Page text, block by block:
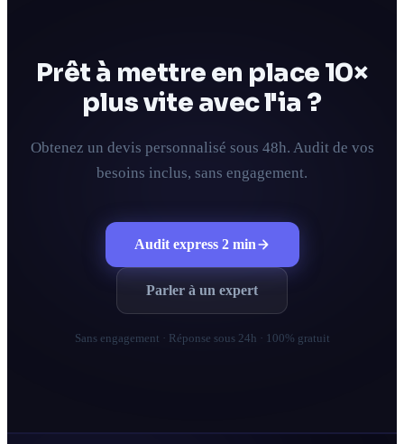
Prêt à mettre en place 10×
plus vite avec l'ia ?
Obtenez un devis personnalisé sous 48h. Audit de vos
besoins inclus, sans engagement.
Audit express 2 min
Parler à un expert
Sans engagement · Réponse sous 24h · 100% gratuit